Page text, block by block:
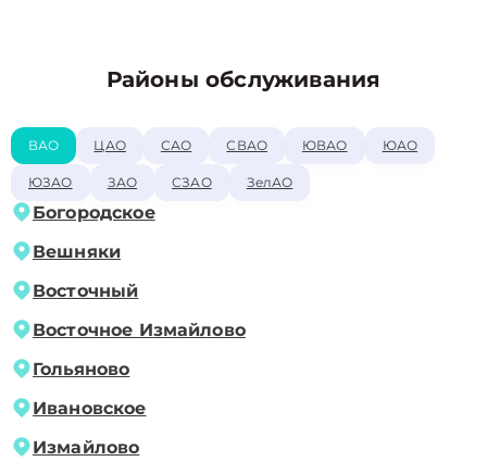
Районы обслуживания
ВАО ЦАО САО СВАО ЮВАО ЮАО
ЮЗАО ЗАО СЗАО ЗелАО
Богородское
Вешняки
Восточный
Восточное Измайлово
Гольяново
Ивановское
Измайлово